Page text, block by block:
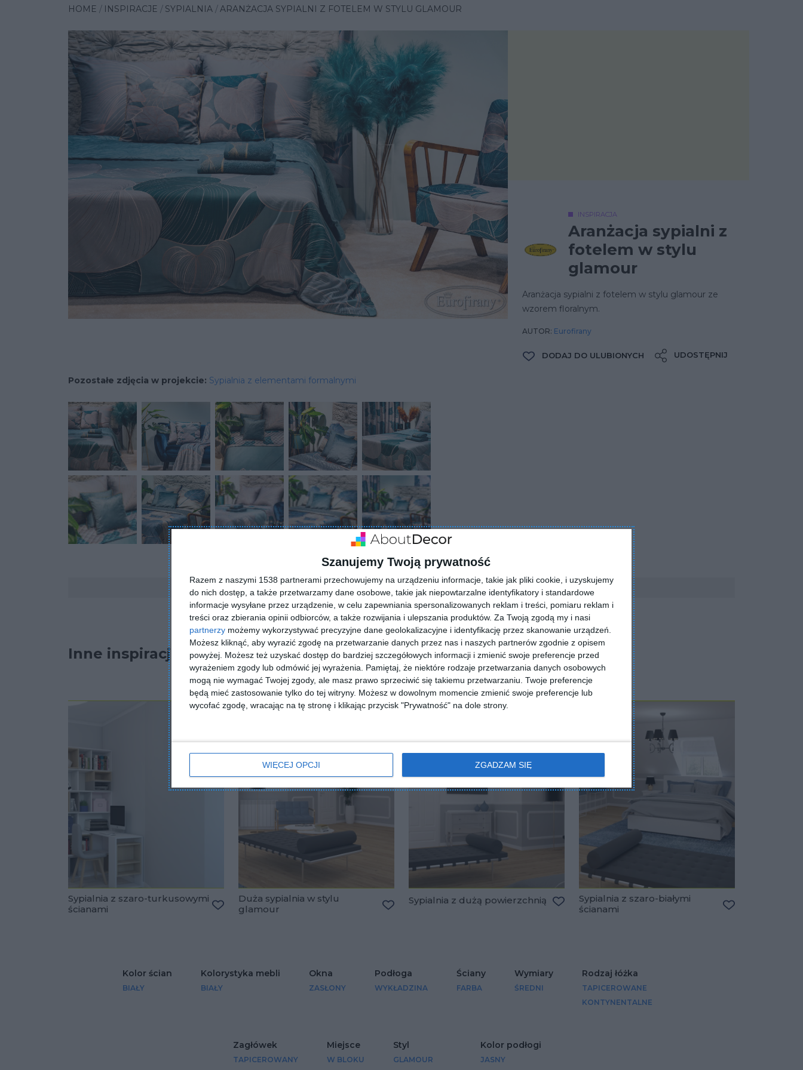
Szanujemy Twoją prywatność
Razem z naszymi 1538 partnerami przechowujemy na urządzeniu informacje, takie jak pliki cookie, i uzyskujemy
do nich dostęp, a także przetwarzamy dane osobowe, takie jak niepowtarzalne identyfikatory i standardowe
informacje wysyłane przez urządzenie, w celu zapewniania spersonalizowanych reklam i treści, pomiaru reklam i
treści oraz zbierania opinii odbiorców, a także rozwijania i ulepszania produktów. Za Twoją zgodą my i nasi
partnerzy możemy wykorzystywać precyzyjne dane geolokalizacyjne i identyfikację przez skanowanie urządzeń.
Możesz kliknąć, aby wyrazić zgodę na przetwarzanie danych przez nas i naszych partnerów zgodnie z opisem
powyżej. Możesz też uzyskać dostęp do bardziej szczegółowych informacji i zmienić swoje preferencje przed
wyrażeniem zgody lub odmówić jej wyrażenia.
Pamiętaj, że niektóre rodzaje przetwarzania danych osobowych
mogą nie wymagać Twojej zgody, ale masz prawo sprzeciwić się takiemu przetwarzaniu. Twoje preferencje
będą mieć zastosowanie tylko do tej witryny. Możesz w dowolnym momencie zmienić swoje preferencje lub
wycofać zgodę, wracając na tę stronę i klikając przycisk "Prywatność" na dole strony.
WIĘCEJ OPCJI ZGADZAM SIĘ
HOME INSPIRACJE SYPIALNIA ARANŻACJA SYPIALNI Z FOTELEM W STYLU GLAMOUR
INSPIRACJA
Aranżacja sypialni z
fotelem w stylu
glamour
Aranżacja sypialni z fotelem w stylu glamour ze
wzorem floralnym.
AUTOR: Eurofirany
DODAJ DO ULUBIONYCH UDOSTĘPNIJ
Pozostałe zdjęcia w projekcie: Sypialnia z elementami formalnymi
ZADAJ PYTANIE
Inne inspiracje
Sypialnia z szaro-turkusowymi
ścianami
Duża sypialnia w stylu
glamour
Sypialnia z dużą powierzchnią
Dodaj do ulubionych
Sypialnia z szaro-białymi
ścianami
Kolor ścian
BIAŁY
Kolorystyka mebli
BIAŁY
Okna
ZASŁONY
Podłoga
WYKŁADZINA
Ściany
FARBA
Wymiary
ŚREDNI
Rodzaj łóżka
TAPICEROWANE
KONTYNENTALNE
Zagłówek
TAPICEROWANY
Miejsce
W BLOKU
Styl
GLAMOUR
Kolor podłogi
JASNY